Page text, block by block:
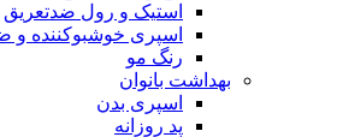
استیک و رول ضدتعریق
اسپری خوشبوکننده و
رنگ مو
بهداشت بانوان
اسپری بدن
پد روزانه